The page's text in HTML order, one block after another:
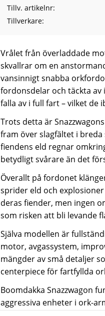
Tillv. artikelnr
Tillverkare
Vrålet från överladdade
skvallrar om en
vansinnigt snabba
fordonsdelar och täckta
falla av i full fart – vilket de
Trots detta är
fram över slagfältet i
fiendens eld regnar
betydligt svårare än det
Överallt på fordonet
sprider eld och
deras fiender, men ingen
som risken att bli levande
Själva modellen är
motor, avgassystem,
mängder av små detaljer
centerpiece för fartfyllda
Boomdakka Snazzwagon
aggressiva enheter i ork-